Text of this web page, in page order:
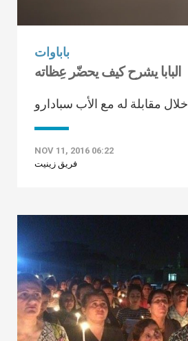
باباوات
البابا يشرح كيف يحضّر عِظاته
خلال مقابلة له مع الأب سبادارو
NOV 11, 2016 06:22
فريق زينيت